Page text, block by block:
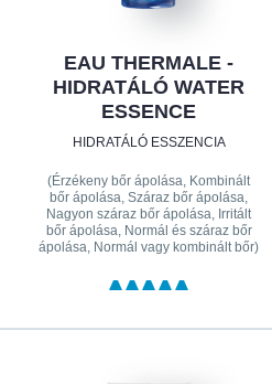
EAU THERMALE -
HIDRATÁLÓ WATER
ESSENCE
HIDRATÁLÓ ESSZENCIA
(Érzékeny bőr ápolása, Kombinált
bőr ápolása, Száraz bőr ápolása,
Nagyon száraz bőr ápolása, Irritált
bőr ápolása, Normál és száraz bőr
ápolása, Normál vagy kombinált bőr)